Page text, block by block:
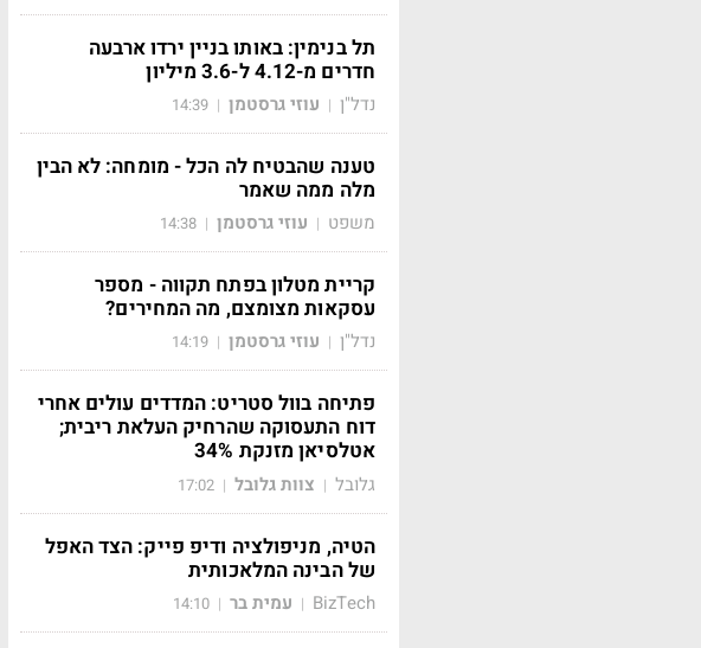
תל בנימין: באותו בניין ירדו ארבעה
חדרים מ-4.12 ל-3.6 מיליון
נדל"ן | עוזי גרסטמן |
14:39
טענה שהבטיח לה הכל - מומחה: לא הבין
מלה ממה שאמר
משפט | עוזי גרסטמן |
14:38
קריית מטלון בפתח תקווה - מספר
עסקאות מצומצם, מה המחירים?
נדל"ן | עוזי גרסטמן |
14:19
פתיחה בוול סטריט: המדדים עולים אחרי
דוח התעסוקה שהרחיק העלאת ריבית;
אטלסיאן מזנקת 34%
גלובל | צוות גלובל |
17:02
הטיה, מניפולציה ודיפ פייק: הצד האפל
של הבינה המלאכותית
BizTech
| עמית בר |
14:10